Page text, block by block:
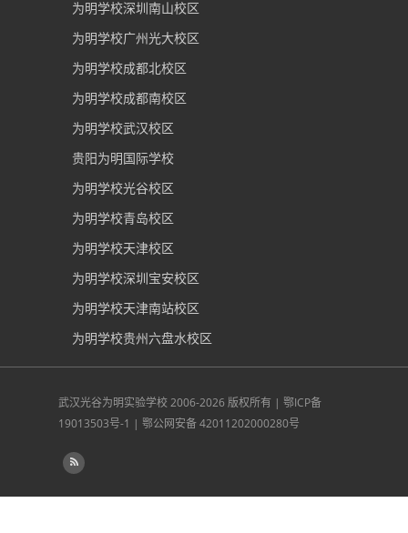
为明学校深圳南山校区
为明学校广州光大校区
为明学校成都北校区
为明学校成都南校区
为明学校武汉校区
贵阳为明国际学校
为明学校光谷校区
为明学校青岛校区
为明学校天津校区
为明学校深圳宝安校区
为明学校天津南站校区
为明学校贵州六盘水校区
武汉光谷为明实验学校2006-2026 版权所有 | 鄂ICP备
19013503号-1 | 鄂公网安备 42011202000280号